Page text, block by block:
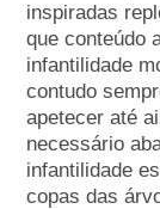
inspiradas
que conteúdo
infantilidade
contudo
apetecer até
necessário
infantilidade
copas das